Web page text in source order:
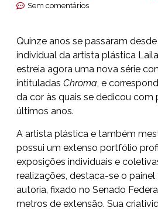
Sem comentários
Quinze anos se passaram
individual da artista plástica
estreia agora uma nova série
intituladas Chroma, e
da cor às quais se dedicou com
últimos anos.
A artista plástica e também
possui um extenso portfólio
exposições individuais e
realizações, destaca-se o painel
autoria, fixado no Senado
metros de extensão. Sua